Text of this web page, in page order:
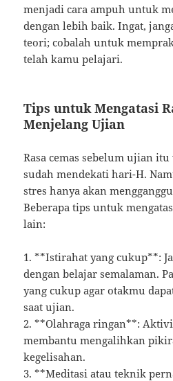
menjadi cara ampuh untuk
dengan lebih baik. Ingat,
teori; cobalah untuk
telah kamu pelajari.
Tips untuk Mengatasi
Menjelang Ujian
Rasa cemas sebelum ujian
sudah mendekati hari-H.
stres hanya akan
Beberapa tips untuk
lain:
1. **Istirahat yang cukup**:
dengan belajar semalaman.
yang cukup agar otakmu
saat ujian.
2. **Olahraga ringan**:
membantu mengalihkan
kegelisahan.
3. **Meditasi atau teknik